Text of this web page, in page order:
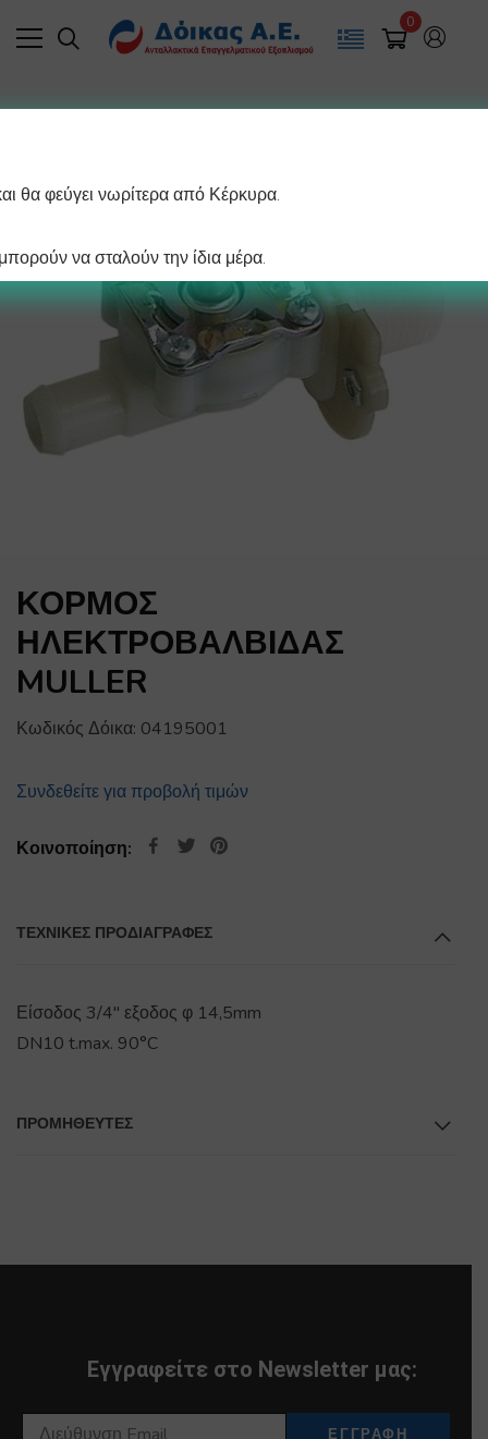
0
ΚΟΡΜΟΣ
ΗΛΕΚΤΡΟΒΑΛΒΙΔΑΣ
MULLER
Κωδικός Δόικα: 04195001
Συνδεθείτε για προβολή τιμών
Κοινοποίηση:
ΤΕΧΝΙΚΕΣ ΠΡΟΔΙΑΓΡΑΦΕΣ
Είσοδος 3/4" εξοδος φ 14,5mm
DN10 t.max. 90°C
ΠΡΟΜΗΘΕΥΤΕΣ
Εγγραφείτε στο Newsletter μας:
θα φεύγει νωρίτερα από Κέρκυρα.
να σταλούν την ίδια μέρα.